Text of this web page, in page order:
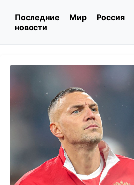
Последние
новости
Мир Россия